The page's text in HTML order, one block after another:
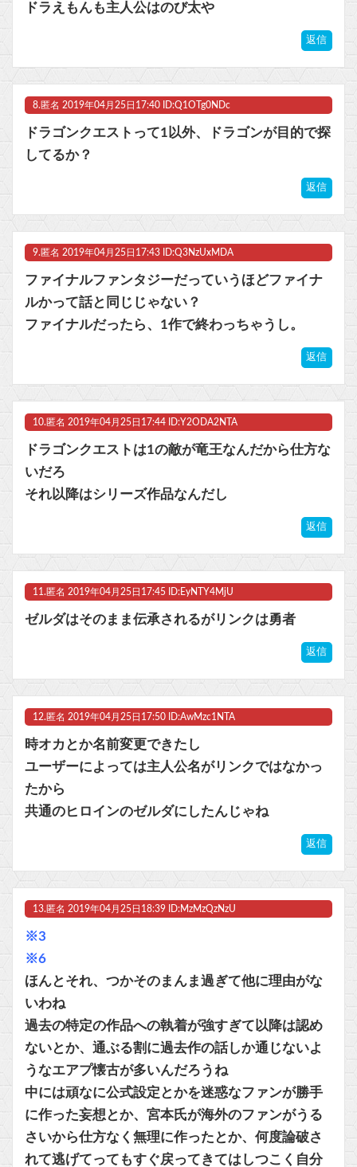
ドラえもんも主人公はのび太や
返信
8. 匿名 2019年04月25日17:40 ID:Q1OTg0NDc
ドラゴンクエストって1以外、ドラゴンが目的で探
してるか？
返信
9. 匿名 2019年04月25日17:43 ID:Q3NzUxMDA
ファイナルファンタジーだっていうほどファイナ
ルかって話と同じじゃない？
ファイナルだったら、1作で終わっちゃうし。
返信
10. 匿名 2019年04月25日17:44 ID:Y2ODA2NTA
ドラゴンクエストは1の敵が竜王なんだから仕方な
いだろ
それ以降はシリーズ作品なんだし
返信
11. 匿名 2019年04月25日17:45 ID:EyNTY4MjU
ゼルダはそのまま伝承されるがリンクは勇者
返信
12. 匿名 2019年04月25日17:50 ID:AwMzc1NTA
時オカとか名前変更できたし
ユーザーによっては主人公名がリンクではなかっ
たから
共通のヒロインのゼルダにしたんじゃね
返信
13. 匿名 2019年04月25日18:39 ID:MzMzQzNzU
※3
※6
ほんとそれ、つかそのまんま過ぎて他に理由がな
いわね
過去の特定の作品への執着が強すぎて以降は認め
ないとか、通ぶる割に過去作の話しか通じないよ
うなエアプ懐古が多いんだろうね
中には頑なに公式設定とかを迷惑なファンが勝手
に作った妄想とか、宮本氏が海外のファンがうる
さいから仕方なく無理に作ったとか、何度論破さ
れて逃げてってもすぐ戻ってきてはしつこく自分